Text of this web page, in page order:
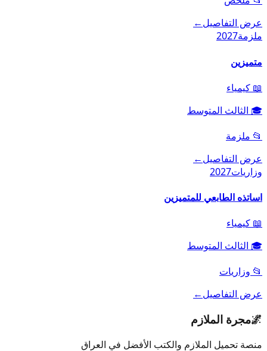
عرض التفاصيل←
ملزمة2027
متميزين
📖 كيمياء
🎓 الثالث المتوسط
📂 ملزمة
عرض التفاصيل←
وزاريات2027
اساتذه الطابعي للمتميزين
📖 كيمياء
🎓 الثالث المتوسط
📂 وزاريات
عرض التفاصيل←
🌌مجرة الملازم
منصة تحميل الملازم والكتب الأفضل في العراق